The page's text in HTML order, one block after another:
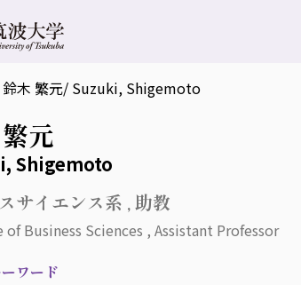
鈴木 繁元/ Suzuki, Shigemoto
元
Shigemoto
サイエンス系 , 助教
Business Sciences , Assistant Professor
ワード